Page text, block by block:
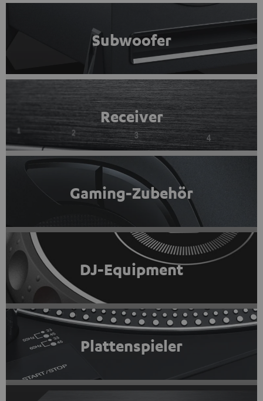
Subwoofer
Receiver
Gaming-Zubehör
DJ-Equipment
Plattenspieler